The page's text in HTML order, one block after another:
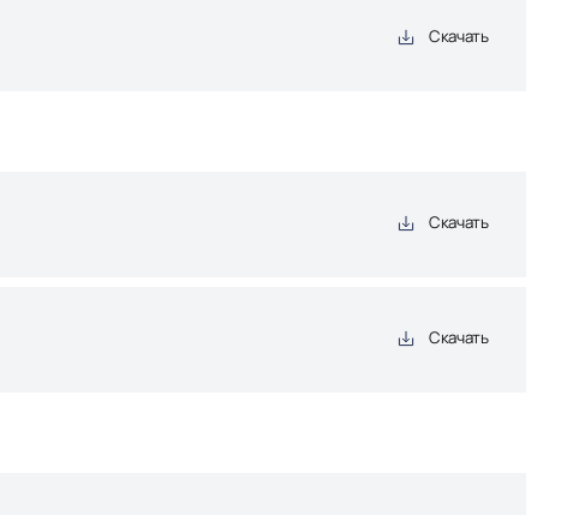
Скачать
Скачать
Скачать